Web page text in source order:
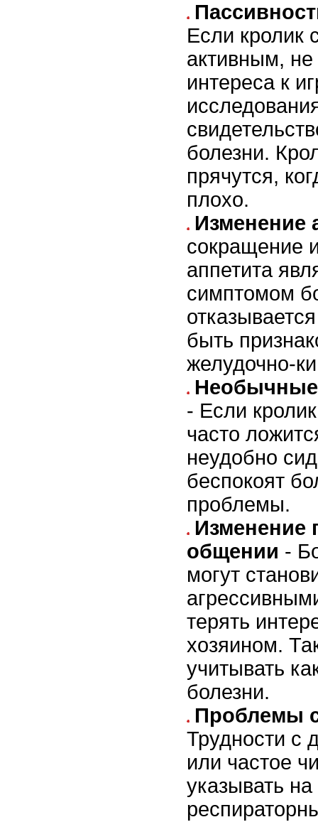
Если кролик
активным, не
интереса к
болезни.
прячутся,
плохо.
Изменение
сокращение
аппетита
симптомом
быть
желудочно-
- Если
часто
неудобно
беспокоят
проблемы.
Изменение
общении -
могут
терять
хозяином.
учитывать
болезни.
Проблемы
Трудности с
или частое
указывать